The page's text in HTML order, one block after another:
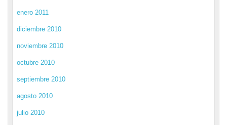
enero 2011
diciembre 2010
noviembre 2010
octubre 2010
septiembre 2010
agosto 2010
julio 2010